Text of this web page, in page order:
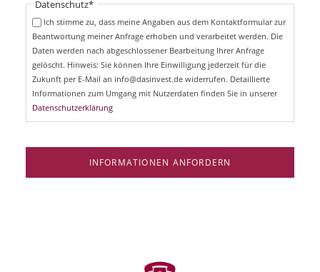
f
Pflichtfeld
Datenschutz*
Ich stimme zu, dass meine Angaben aus dem Kontaktformular zur
Beantwortung meiner Anfrage erhoben und verarbeitet werden. Die
Daten werden nach abgeschlossener Bearbeitung Ihrer Anfrage
gelöscht. Hinweis: Sie können Ihre Einwilligung jederzeit für die
Zukunft per E-Mail an info@dasinvest.de widerrufen. Detaillierte
Informationen zum Umgang mit Nutzerdaten finden Sie in unserer
Datenschutzerklärung
INFORMATIONEN ANFORDERN